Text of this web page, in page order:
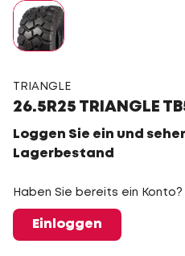
TRIANGLE
26.5R25 TRIANGLE
Loggen Sie ein und
Lagerbestand
Haben Sie bereits ein
Einloggen